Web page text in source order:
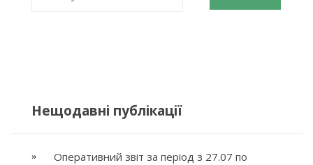
Нещодавні публікації
Оперативний звіт за період з 27.07 по